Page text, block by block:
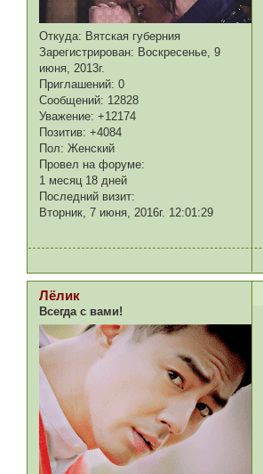
Откуда: Вятская губерния
Зарегистрирован: Воскресенье, 9
июня, 2013г.
Приглашений: 0
Сообщений: 12828
Уважение: +12174
Позитив: +4084
Пол: Женский
Провел на форуме:
1 месяц 18 дней
Последний визит:
Вторник, 7 июня, 2016г. 12:01:29
Лёлик
Всегда с вами!